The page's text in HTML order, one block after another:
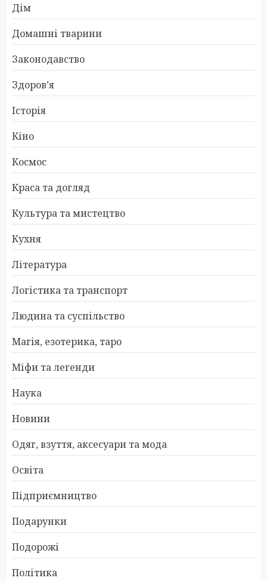
Дім
Домашні тварини
Законодавство
Здоров’я
Історія
Кіно
Космос
Краса та догляд
Культура та мистецтво
Кухня
Література
Логістика та транспорт
Людина та суспільство
Магія, езотерика, таро
Міфи та легенди
Наука
Новини
Одяг, взуття, аксесуари та мода
Освіта
Підприємництво
Подарунки
Подорожі
Політика